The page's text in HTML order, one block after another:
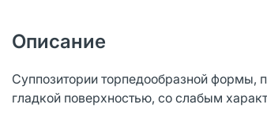
Описание
Суппозитории торпедообразной формы,
гладкой поверхностью, со слабым